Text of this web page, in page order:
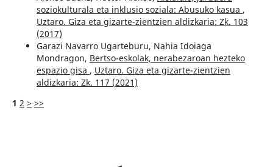
soziokulturala eta inklusio soziala: Abusuko kasua ,
Uztaro. Giza eta gizarte-zientzien aldizkaria: Zk. 103
(2017)
Garazi Navarro Ugarteburu, Nahia Idoiaga
Mondragon, Bertso-eskolak, nerabezaroan hezteko
espazio gisa , Uztaro. Giza eta gizarte-zientzien
aldizkaria: Zk. 117 (2021)
1 2 > >>